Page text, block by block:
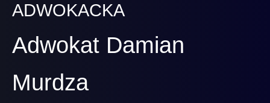
ADWOKACKA
Adwokat Damian
Murdza